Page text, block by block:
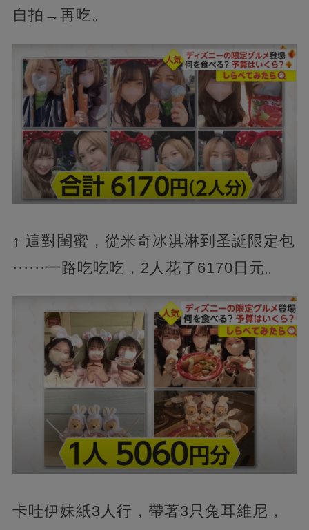
自拍→再吃。
↑ 這對閨蜜，從米奇冰淇淋到圣誕限定包
······一路吃吃吃，2人花了6170日元。
卡哇伊妹紙3人行，帶著3只兔耳維尼，